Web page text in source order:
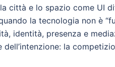
città e lo spazio come UI
la tecnologia non è
identità, presenza e
dell’intenzione: la